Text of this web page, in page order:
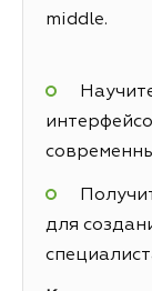
middle.
для